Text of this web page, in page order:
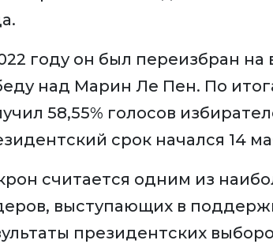
году он был переизбран
над Марин Ле Пен. По
58,55% голосов
срок начался 14
считается одним из
выступающих в
президентских